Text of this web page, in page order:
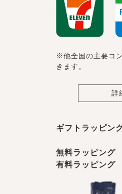
※他全国の主要コ
きます。
詳
ギフトラッピン
無料ラッピング
有料ラッピン